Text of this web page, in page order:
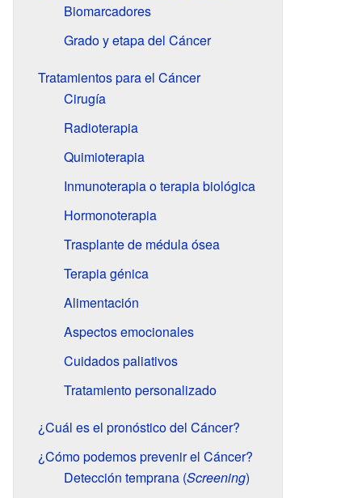
Biomarcadores
Grado y etapa del Cáncer
Tratamientos para el Cáncer
Cirugía
Radioterapia
Quimioterapia
Inmunoterapia o terapia biológica
Hormonoterapia
Trasplante de médula ósea
Terapia génica
Alimentación
Aspectos emocionales
Cuidados paliativos
Tratamiento personalizado
¿Cuál es el pronóstico del Cáncer?
¿Cómo podemos prevenir el Cáncer?
Detección temprana (Screening)